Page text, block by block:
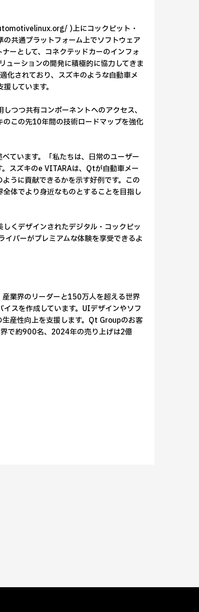
)上にコックピット・
共通プラットフォーム上でソフトウェア
ーとして、コネクテッドカーのインフォ
ューションの開発に積極的に協力してきま
化されており、スズキのような自動車メ
しています。
つつ共有コンポーネントへのアクセス、
この先10年間の技術ロードマップを強化
ています。「私たちは、日常のユーザー
スズキのe VITARAは、Qtが自動車メー
うに貢献できるかを示す好例です。この
体でより身近なものとすることを目指し
くデザインされたデジタル・コックピッ
イバーがプレミアムな体験を享受できるよ
業界のリーダーと150万人を超える世界
スを作成しています。UIデザインやソフ
産性向上を支援します。Qt Groupのお客
で約900名、2024年の売り上げは2億